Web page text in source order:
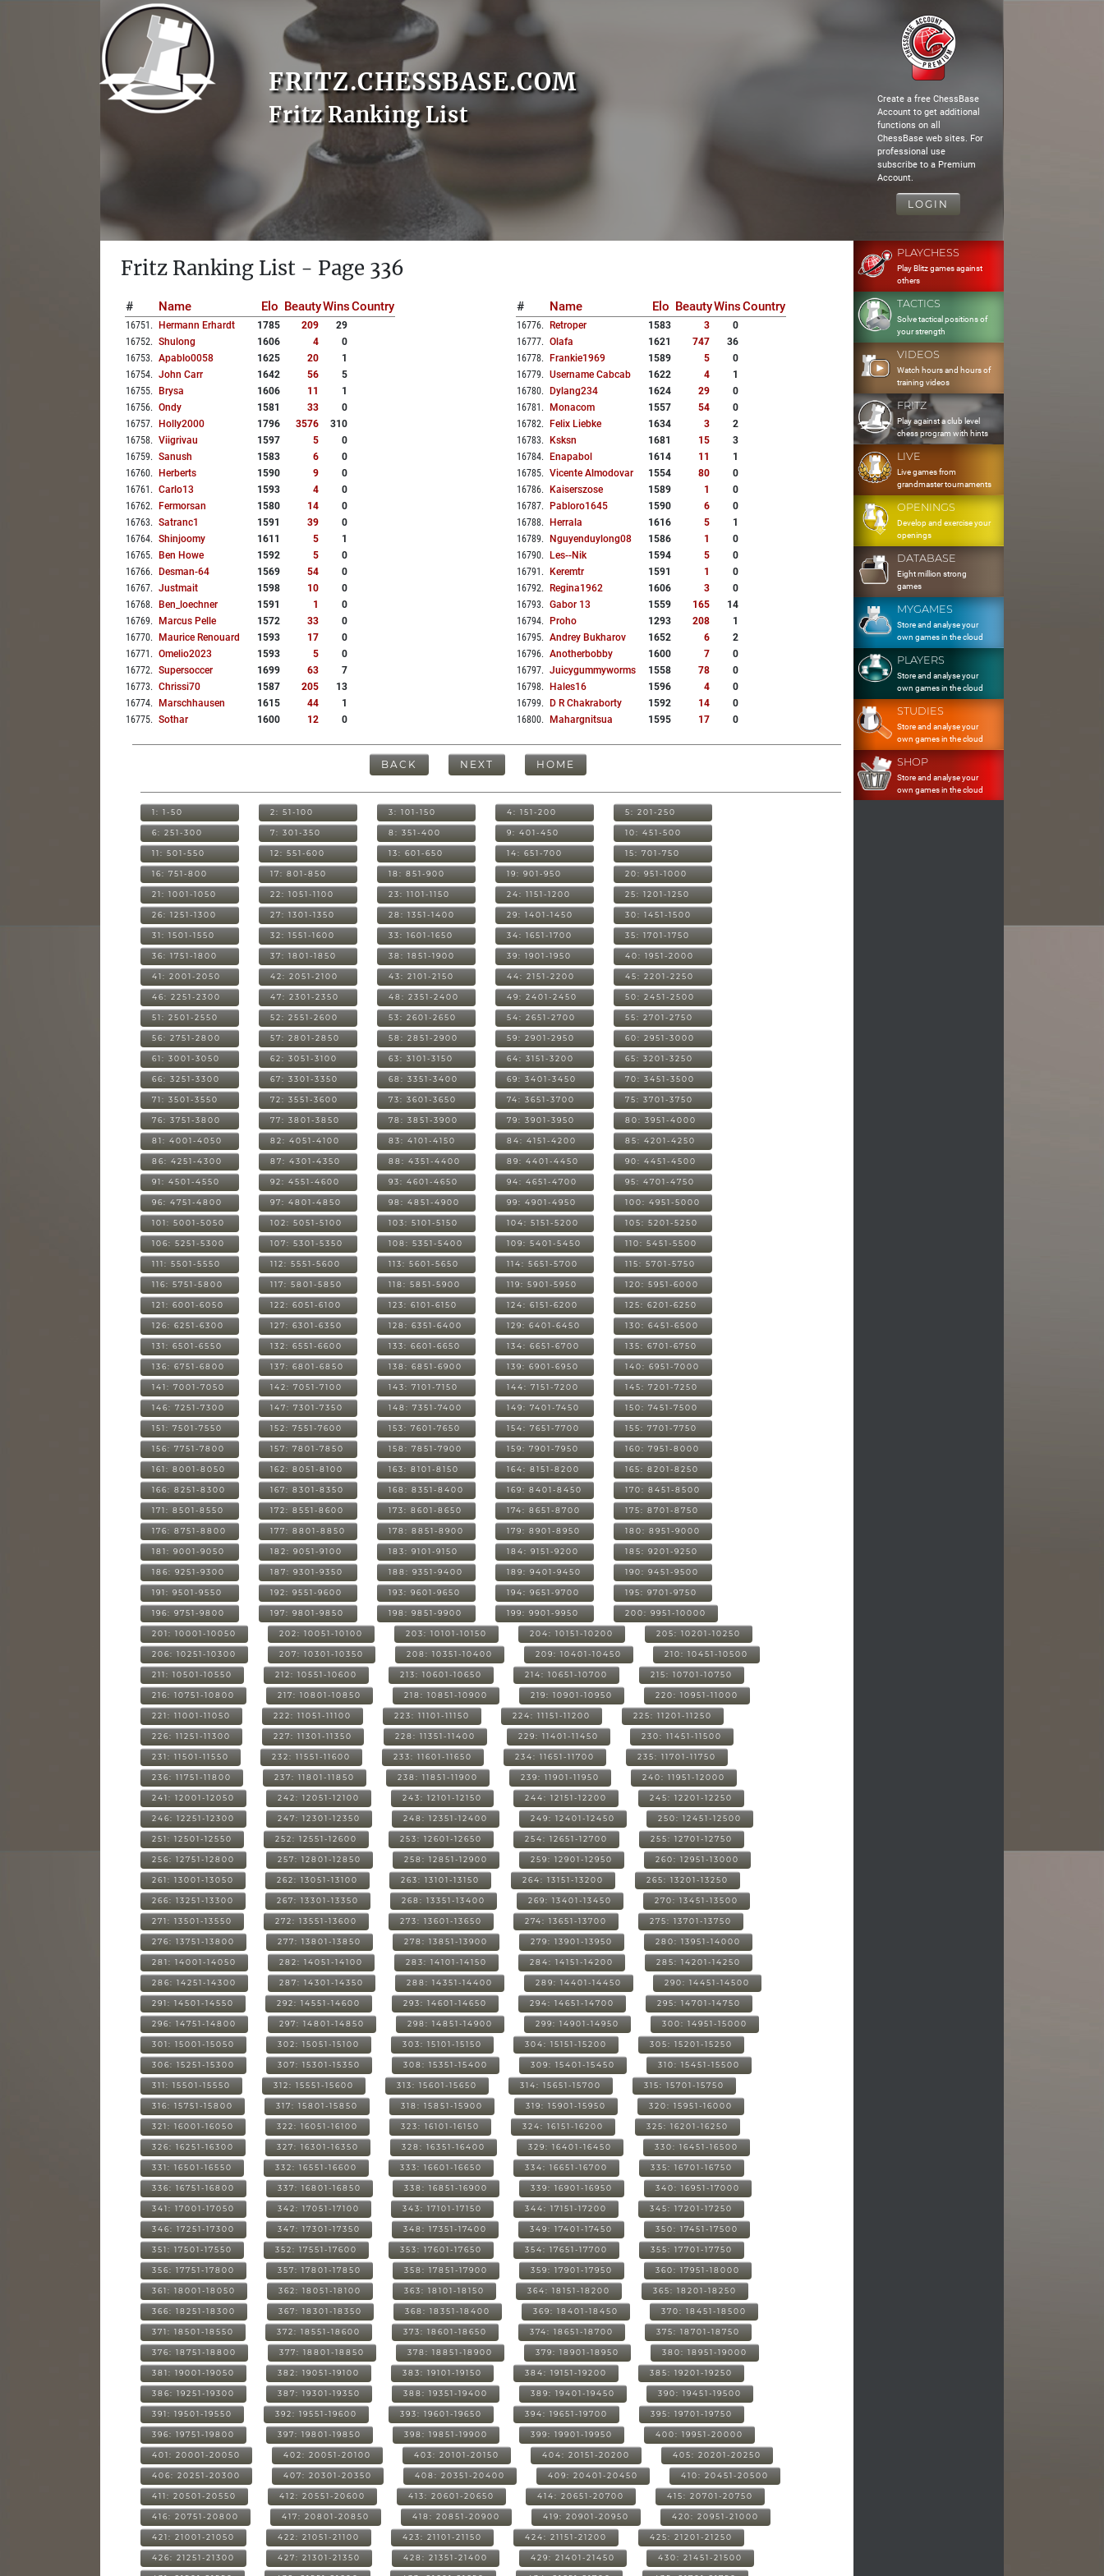
FRITZ.CHESSBASE.COM
Fritz Ranking List
Create a free ChessBase
Account to get additional
functions on all
ChessBase web sites. For
professional use
subscribe to a Premium
Account.
LOGIN
Fritz Ranking List - Page 336
# Name Elo BeautyWinsCountry
16751 . Hermann Erhardt 1785 209
29
16752. Shulong 1606 4
0
16753. Apablo0058 1625 20
1
16754. John Carr 1642 56
5
16755. Brysa 1606 11
1
16756. Ondy 1581 33
0
16757. Holly2000 1796 3576
310
16758. Viigrivau 1597 5
0
16759. Sanush 1583 6
0
16760. Herberts 1590 9
0
16761 . Carlo13 1593 4
0
16762. Fermorsan 1580 14
0
16763. Satranc1 1591 39
0
16764. Shinjoomy 1611 5
1
16765. Ben Howe 1592 5
0
16766. Desman-64 1569 54
0
16767. Justmait 1598 10
0
16768. Ben_loechner 1591 1
0
16769. Marcus Pelle 1572 33
0
16770. Maurice Renouard 1593 17
0
16771 . Omelio2023 1593 5
0
16772. Supersoccer 1699 63
7
16773. Chrissi70 1587 205
13
16774. Marschhausen 1615 44
1
16775. Sothar 1600 12 0
# Name Elo BeautyWinsCountry
16776. Retroper 1583 3
0
16777. Olafa 1621 747
36
16778. Frankie1969 1589 5
0
16779. Username Cabcab 1622 4
1
16780. Dylang234 1624 29
0
16781 . Monacom 1557 54
0
16782. Felix Liebke 1634 3
2
16783. Ksksn 1681 15
3
16784. Enapabol 1614 11
1
16785. Vicente Almodovar 1554 80
0
16786. Kaiserszose 1589 1
0
16787. Pabloro1645 1590 6
0
16788. Herrala 1616 5
1
16789. Nguyenduylong08 1586 1
0
16790. Les--nik 1594 5
0
16791 . Keremtr 1591 1
0
16792. Regina1962 1606 3
0
16793. Gabor 13 1559 165
14
16794. Proho 1293 208
1
16795. Andrey Bukharov 1652 6
2
16796. Anotherbobby 1600 7
0
16797. Juicygummyworms 1558 78
0
16798. Hales16 1596 4
0
16799. D R Chakraborty 1592 14
0
16800. Mahargnitsua 1595 17 0
BACK NEXT HOME
1: 1-50 2: 51-100 3: 101-150 4: 151-200 5: 201-250
6: 251-300 7: 301-350 8: 351-400 9: 401-450 10: 451-500
11: 501-550 12: 551-600 13: 601-650 14: 651-700 15: 701-750
16: 751-800 17: 801-850 18: 851-900 19: 901-950 20: 951-1000
21: 1001-1050 22: 1051-1100 23: 1101-1150 24: 1151-1200 25: 1201-1250
26: 1251-1300 27: 1301-1350 28: 1351-1400 29: 1401-1450 30: 1451-1500
31: 1501-1550 32: 1551-1600 33: 1601-1650 34: 1651-1700 35: 1701-1750
36: 1751-1800 37: 1801-1850 38: 1851-1900 39: 1901-1950 40: 1951-2000
41: 2001-2050 42: 2051-2100 43: 2101-2150 44: 2151-2200 45: 2201-2250
46: 2251-2300 47: 2301-2350 48: 2351-2400 49: 2401-2450 50: 2451-2500
51: 2501-2550 52: 2551-2600 53: 2601-2650 54: 2651-2700 55: 2701-2750
56: 2751-2800 57: 2801-2850 58: 2851-2900 59: 2901-2950 60: 2951-3000
61: 3001-3050 62: 3051-3100 63: 3101-3150 64: 3151-3200 65: 3201-3250
66: 3251-3300 67: 3301-3350 68: 3351-3400 69: 3401-3450 70: 3451-3500
71: 3501-3550 72: 3551-3600 73: 3601-3650 74: 3651-3700 75: 3701-3750
76: 3751-3800 77: 3801-3850 78: 3851-3900 79: 3901-3950 80: 3951-4000
81: 4001-4050 82: 4051-4100 83: 4101-4150 84: 4151-4200 85: 4201-4250
86: 4251-4300 87: 4301-4350 88: 4351-4400 89: 4401-4450 90: 4451-4500
91: 4501-4550 92: 4551-4600 93: 4601-4650 94: 4651-4700 95: 4701-4750
96: 4751-4800 97: 4801-4850 98: 4851-4900 99: 4901-4950 100: 4951-5000
101: 5001-5050 102: 5051-5100 103: 5101-5150 104: 5151-5200 105: 5201-5250
106: 5251-5300 107: 5301-5350 108: 5351-5400 109: 5401-5450 110: 5451-5500
111: 5501-5550 112: 5551-5600 113: 5601-5650 114: 5651-5700 115: 5701-5750
116: 5751-5800 117: 5801-5850 118: 5851-5900 119: 5901-5950 120: 5951-6000
121: 6001-6050 122: 6051-6100 123: 6101-6150 124: 6151-6200 125: 6201-6250
126: 6251-6300 127: 6301-6350 128: 6351-6400 129: 6401-6450 130: 6451-6500
131: 6501-6550 132: 6551-6600 133: 6601-6650 134: 6651-6700 135: 6701-6750
136: 6751-6800 137: 6801-6850 138: 6851-6900 139: 6901-6950 140: 6951-7000
141: 7001-7050 142: 7051-7100 143: 7101-7150 144: 7151-7200 145: 7201-7250
146: 7251-7300 147: 7301-7350 148: 7351-7400 149: 7401-7450 150: 7451-7500
151: 7501-7550 152: 7551-7600 153: 7601-7650 154: 7651-7700 155: 7701-7750
156: 7751-7800 157: 7801-7850 158: 7851-7900 159: 7901-7950 160: 7951-8000
161: 8001-8050 162: 8051-8100 163: 8101-8150 164: 8151-8200 165: 8201-8250
166: 8251-8300 167: 8301-8350 168: 8351-8400 169: 8401-8450 170: 8451-8500
171: 8501-8550 172: 8551-8600 173: 8601-8650 174: 8651-8700 175: 8701-8750
176: 8751-8800 177: 8801-8850 178: 8851-8900 179: 8901-8950 180: 8951-9000
181: 9001-9050 182: 9051-9100 183: 9101-9150 184: 9151-9200 185: 9201-9250
186: 9251-9300 187: 9301-9350 188: 9351-9400 189: 9401-9450 190: 9451-9500
191: 9501-9550 192: 9551-9600 193: 9601-9650 194: 9651-9700 195: 9701-9750
196: 9751-9800 197: 9801-9850 198: 9851-9900 199: 9901-9950 200: 9951-10000
201: 10001-10050 202: 10051-10100 203: 10101-10150 204: 10151-10200 205: 10201-10250
206: 10251-10300 207: 10301-10350 208: 10351-10400 209: 10401-10450 210: 10451-10500
211: 10501-10550 212: 10551-10600 213: 10601-10650 214: 10651-10700 215: 10701-10750
216: 10751-10800 217: 10801-10850 218: 10851-10900 219: 10901-10950 220: 10951-11000
221: 11001-11050 222: 11051-11100 223: 11101-11150 224: 11151-11200 225: 11201-11250
226: 11251-11300 227: 11301-11350 228: 11351-11400 229: 11401-11450 230: 11451-11500
231: 11501-11550 232: 11551-11600 233: 11601-11650 234: 11651-11700 235: 11701-11750
236: 11751-11800 237: 11801-11850 238: 11851-11900 239: 11901-11950 240: 11951-12000
241: 12001-12050 242: 12051-12100 243: 12101-12150 244: 12151-12200 245: 12201-12250
246: 12251-12300 247: 12301-12350 248: 12351-12400 249: 12401-12450 250: 12451-12500
251: 12501-12550 252: 12551-12600 253: 12601-12650 254: 12651-12700 255: 12701-12750
256: 12751-12800 257: 12801-12850 258: 12851-12900 259: 12901-12950 260: 12951-13000
261: 13001-13050 262: 13051-13100 263: 13101-13150 264: 13151-13200 265: 13201-13250
266: 13251-13300 267: 13301-13350 268: 13351-13400 269: 13401-13450 270: 13451-13500
271: 13501-13550 272: 13551-13600 273: 13601-13650 274: 13651-13700 275: 13701-13750
276: 13751-13800 277: 13801-13850 278: 13851-13900 279: 13901-13950 280: 13951-14000
281: 14001-14050 282: 14051-14100 283: 14101-14150 284: 14151-14200 285: 14201-14250
286: 14251-14300 287: 14301-14350 288: 14351-14400 289: 14401-14450 290: 14451-14500
291: 14501-14550 292: 14551-14600 293: 14601-14650 294: 14651-14700 295: 14701-14750
296: 14751-14800 297: 14801-14850 298: 14851-14900 299: 14901-14950 300: 14951-15000
301: 15001-15050 302: 15051-15100 303: 15101-15150 304: 15151-15200 305: 15201-15250
306: 15251-15300 307: 15301-15350 308: 15351-15400 309: 15401-15450 310: 15451-15500
311: 15501-15550 312: 15551-15600 313: 15601-15650 314: 15651-15700 315: 15701-15750
316: 15751-15800 317: 15801-15850 318: 15851-15900 319: 15901-15950 320: 15951-16000
321: 16001-16050 322: 16051-16100 323: 16101-16150 324: 16151-16200 325: 16201-16250
326: 16251-16300 327: 16301-16350 328: 16351-16400 329: 16401-16450 330: 16451-16500
331: 16501-16550 332: 16551-16600 333: 16601-16650 334: 16651-16700 335: 16701-16750
336: 16751-16800 337: 16801-16850 338: 16851-16900 339: 16901-16950 340: 16951-17000
341: 17001-17050 342: 17051-17100 343: 17101-17150 344: 17151-17200 345: 17201-17250
346: 17251-17300 347: 17301-17350 348: 17351-17400 349: 17401-17450 350: 17451-17500
351: 17501-17550 352: 17551-17600 353: 17601-17650 354: 17651-17700 355: 17701-17750
356: 17751-17800 357: 17801-17850 358: 17851-17900 359: 17901-17950 360: 17951-18000
361: 18001-18050 362: 18051-18100 363: 18101-18150 364: 18151-18200 365: 18201-18250
366: 18251-18300 367: 18301-18350 368: 18351-18400 369: 18401-18450 370: 18451-18500
371: 18501-18550 372: 18551-18600 373: 18601-18650 374: 18651-18700 375: 18701-18750
376: 18751-18800 377: 18801-18850 378: 18851-18900 379: 18901-18950 380: 18951-19000
381: 19001-19050 382: 19051-19100 383: 19101-19150 384: 19151-19200 385: 19201-19250
386: 19251-19300 387: 19301-19350 388: 19351-19400 389: 19401-19450 390: 19451-19500
391: 19501-19550 392: 19551-19600 393: 19601-19650 394: 19651-19700 395: 19701-19750
396: 19751-19800 397: 19801-19850 398: 19851-19900 399: 19901-19950 400: 19951-20000
401: 20001-20050 402: 20051-20100 403: 20101-20150 404: 20151-20200 405: 20201-20250
406: 20251-20300 407: 20301-20350 408: 20351-20400 409: 20401-20450 410: 20451-20500
411: 20501-20550 412: 20551-20600 413: 20601-20650 414: 20651-20700 415: 20701-20750
416: 20751-20800 417: 20801-20850 418: 20851-20900 419: 20901-20950 420: 20951-21000
421: 21001-21050 422: 21051-21100 423: 21101-21150 424: 21151-21200 425: 21201-21250
426: 21251-21300 427: 21301-21350 428: 21351-21400 429: 21401-21450 430: 21451-21500
PLAYCHESS
Play Blitz games against
others
TACTICS
Solve tactical positions of
your strength
VIDEOS
Watch hours and hours of
training videos
FRITZ
Play against a club level
chess program with hints
LIVE
Live games from
grandmaster tournaments
OPENINGS
Develop and exercise your
openings
DATABASE
Eight million strong
games
MYGAMES
Store and analyse your
own games in the cloud
PLAYERS
Store and analyse your
own games in the cloud
STUDIES
Store and analyse your
own games in the cloud
SHOP
Store and analyse your
own games in the cloud